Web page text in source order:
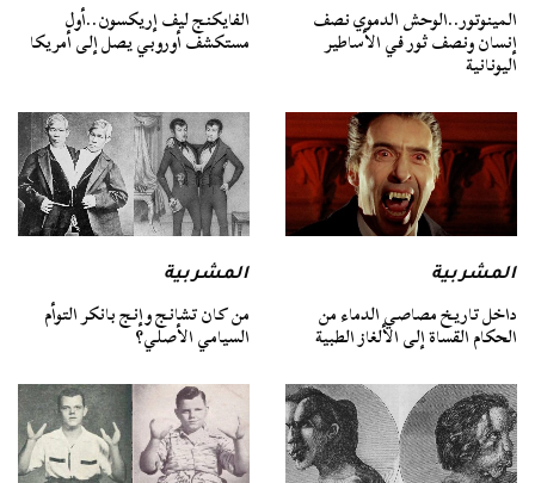
المينوتور..الوحش الدموي نصف
إنسان ونصف ثور في الأساطير
اليونانية
الفايكنج ليف إريكسون..أول
مستكشف أوروبي يصل إلى أمريكا
المشربية
داخل تاريخ مصاصي الدماء من
الحكام القساة إلى الألغاز الطبية
المشربية
من كان تشانج وإنج بانكر التوأم
السيامي الأصلي؟